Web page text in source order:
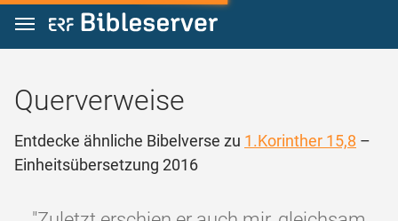
Zum Inhalt springen
Querverweise
Entdecke ähnliche Bibelverse zu 1.Korinther 15,8 –
Einheitsübersetzung 2016